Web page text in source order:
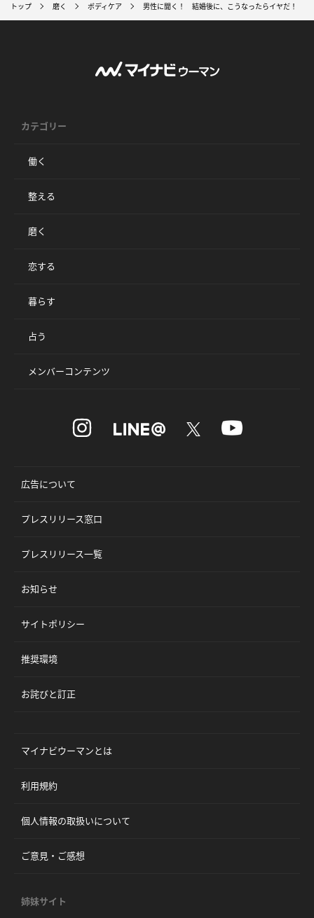
トップ 磨く ボディケア 男性に聞く！ 結婚後に、こうなったらイヤだ！
カテゴリー
働く
整える
磨く
恋する
暮らす
占う
メンバーコンテンツ
広告について
プレスリリース窓口
プレスリリース一覧
お知らせ
サイトポリシー
推奨環境
お詫びと訂正
マイナビウーマンとは
利用規約
個人情報の取扱いについて
ご意見・ご感想
姉妹サイト